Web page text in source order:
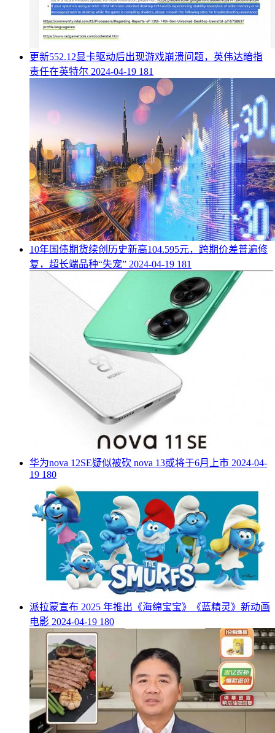
​更新552.12显卡驱动后出现游戏崩溃问题，英伟达暗指
责任在英特尔 2024-04-19 181
​10年国债期货续创历史新高104.595元，跨期价差普遍修
复，超长端品种“失宠” 2024-04-19 181
​华为nova 12SE疑似被砍 nova 13或将于6月上市 2024-04-
19 180
​派拉蒙宣布 2025 年推出《海绵宝宝》《蓝精灵》新动画
电影 2024-04-19 180